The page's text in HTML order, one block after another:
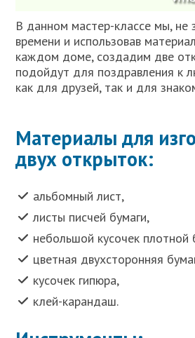
В данном мастер-классе мы, не
времени и использовав
каждом доме, создадим две
подойдут для поздравления к
как для друзей, так и для
Материалы для
двух открыток:
альбомный лист,
листы писчей бумаги,
небольшой кусочек плотной
цветная двухсторонняя
кусочек гипюра,
клей-карандаш.